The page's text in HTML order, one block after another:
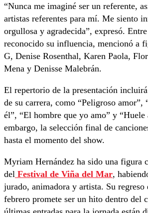
“Nunca me imaginé ser un referente,
artistas referentes para mí. Me siento
orgullosa y agradecida”, expresó.
reconocido su influencia, mencionó a
G, Denise Rosenthal, Karen Paola,
Mena y Denisse Malebrán.
El repertorio de la presentación
de su carrera, como “Peligroso amor”,
él”, “El hombre que yo amo” y
embargo, la selección final de
hasta el momento del show.
Myriam Hernández ha sido una figura
del Festival de Viña del Mar,
jurado, animadora y artista. Su regreso
febrero promete ser un hito dentro del